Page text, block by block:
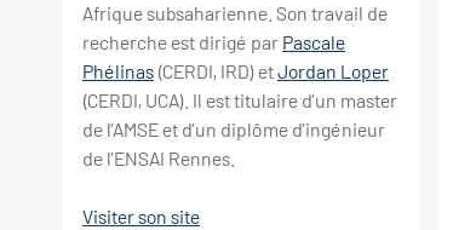
Afrique subsaharienne. Son travail de
recherche est dirigé par Pascale
Phélinas (CERDI, IRD) etJordan Loper
(CERDI, UCA). Il est titulaire d’un master
de l’AMSE et d’un diplôme d’ingénieur
de l’ENSAI Rennes.
Visiter son site